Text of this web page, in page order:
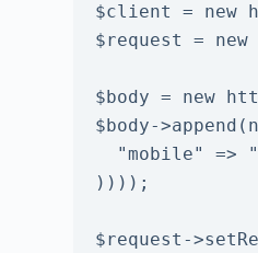
$client = new
$request =
$body = new
$body-
))));
$request-